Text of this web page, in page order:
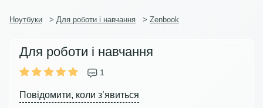
Ноутбуки > Для роботи і навчання > Zenbook
Для роботи і навчання
1
Повідомити, коли з’явиться